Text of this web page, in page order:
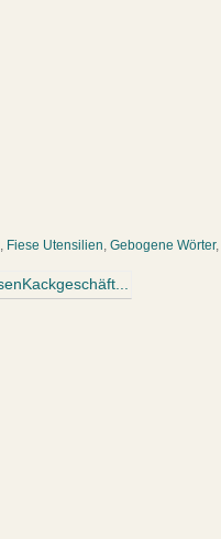
, Fiese Utensilien, Gebogene Wörter,